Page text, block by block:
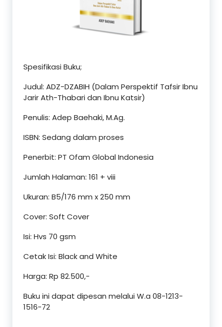
Spesifikasi Buku;
Judul: ADZ-DZABIH (Dalam Perspektif Tafsir Ibnu
Jarir Ath-Thabari dan Ibnu Katsir)
Penulis: Adep Baehaki, M.Ag.
ISBN: Sedang dalam proses
Penerbit: PT Ofam Global Indonesia
Jumlah Halaman: 161 + viii
Ukuran: B5/176 mm x 250 mm
Cover: Soft Cover
Isi: Hvs 70 gsm
Cetak Isi: Black and White
Harga: Rp 82.500,-
Buku ini dapat dipesan melalui W.a 08-1213-
1516-72